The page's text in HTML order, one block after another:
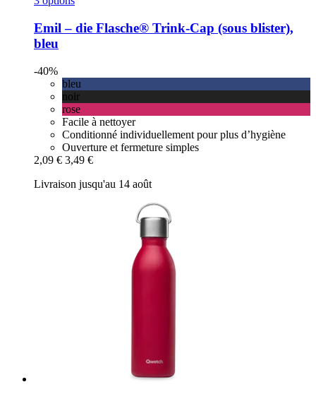
Emil – die Flasche® Trink-​Cap (sous blister),
bleu
-40%
bleu
noir
rose
Facile à nettoyer
Conditionné individuellement pour plus d’hygiène
Ouverture et fermeture simples
2,09 € 3,49 €
Livraison jusqu'au 14 août